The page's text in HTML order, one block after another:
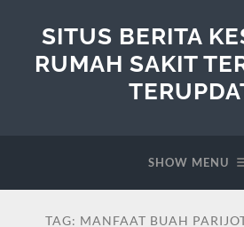
SITUS BERITA
RUMAH SAKIT
SHOW MENU
TAG: MANFAAT BUAH